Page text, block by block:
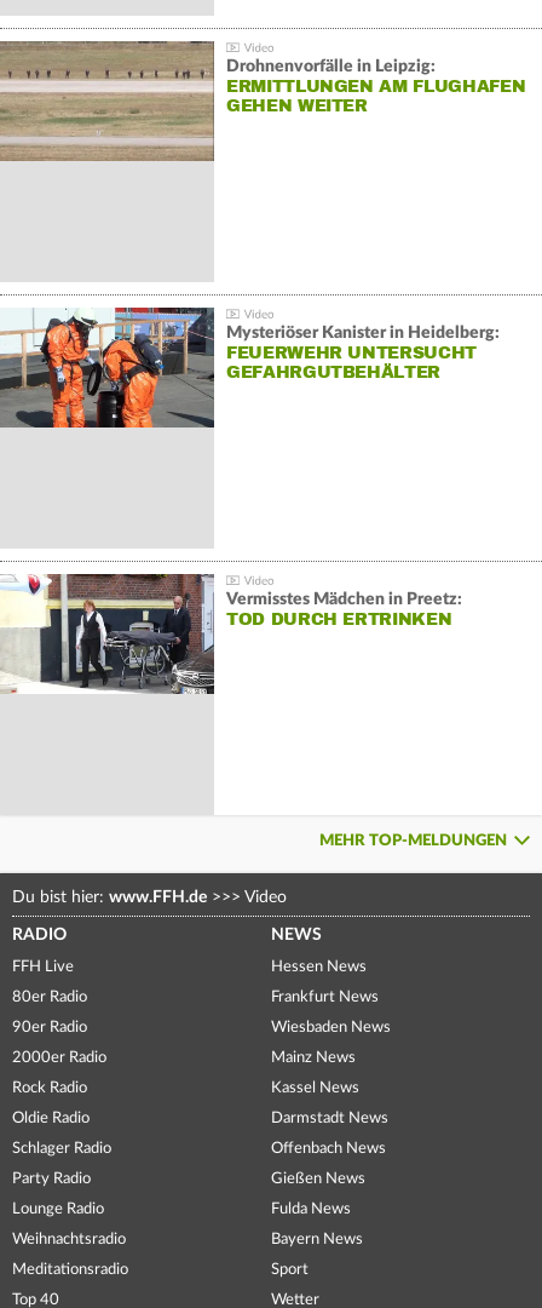
Drohnenvorfälle in Leipzig:
ERMITTLUNGEN AM FLUGHAFEN
GEHEN WEITER
Mysteriöser Kanister in Heidelberg:
FEUERWEHR UNTERSUCHT
GEFAHRGUTBEHÄLTER
Vermisstes Mädchen in Preetz:
TOD DURCH ERTRINKEN
MEHR TOP-MELDUNGEN
Du bist hier: www.FFH.de >>> Video
RADIO
FFH Live
80er Radio
90er Radio
2000er Radio
Rock Radio
Oldie Radio
Schlager Radio
Party Radio
Lounge Radio
Weihnachtsradio
Meditationsradio
Top 40
NEWS
Hessen News
Frankfurt News
Wiesbaden News
Mainz News
Kassel News
Darmstadt News
Offenbach News
Gießen News
Fulda News
Bayern News
Sport
Wetter